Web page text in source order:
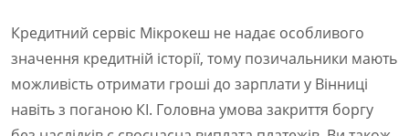
Кредитний сервіс Мікрокеш не надає особливого
значення кредитній історії, тому позичальники мають
можливість отримати гроші до зарплати у Вінниці
навіть з поганою КІ. Головна умова закриття боргу